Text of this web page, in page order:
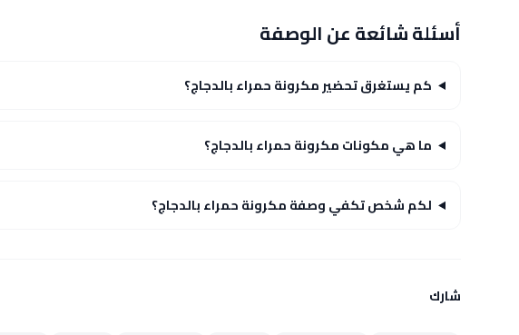
أسئلة شائعة عن الوصفة
كم يستغرق تحضير مكرونة حمراء بالدجاج؟
ما هي مكونات مكرونة حمراء بالدجاج؟
لكم شخص تكفي وصفة مكرونة حمراء بالدجاج؟
شارك